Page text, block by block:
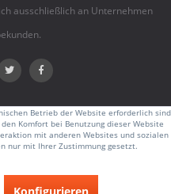
ausschließlich an Unternehmen
Betrieb der Website erforderlich sind
Komfort bei Benutzung dieser Website
mit anderen Websites und sozialen
nur mit Ihrer Zustimmung gesetzt.